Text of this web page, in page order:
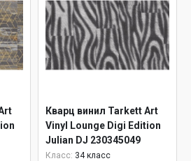
Кварц винил Tarkett Art
Vinyl Lounge Digi Edition
Julian DJ 230345049
Класс: 34 класс